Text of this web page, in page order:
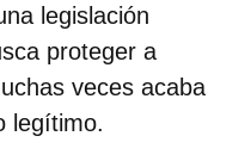
legislación
proteger a
veces acaba
legítimo.